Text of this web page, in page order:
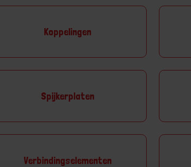
Koppelingen
Spijkerplaten
Verbindingselementen